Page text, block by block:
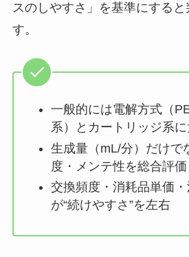
スのしやすさ」を基準にする
す。
一般的には電解方式（
系）とカートリッジ系に
生成量（mL/分）だけで
度・メンテ性を総合評価
交換頻度・消耗品単価
が“続けやすさ”を左右